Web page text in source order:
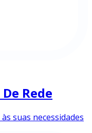
Rede
suas necessidades